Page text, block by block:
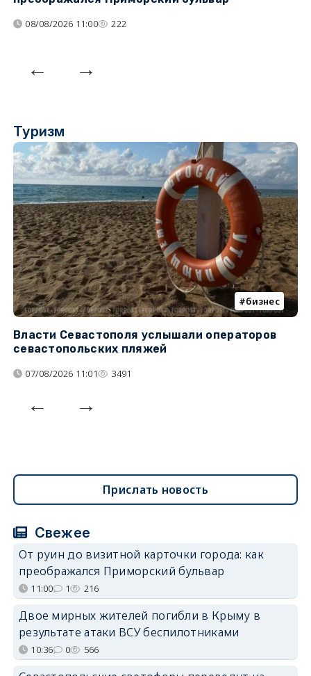
08/08/2026 11:00 222
Туризм
бизнес
Власти Севастополя услышали операторов
севастопольских пляжей
07/08/2026 11:01 3491
Прислать новость
Свежее
От руин до визитной карточки города: как
преображался Приморский бульвар
11:00 1 216
Двое мирных жителей погибли в Крыму в
результате атаки ВСУ беспилотниками
10:36 0 566